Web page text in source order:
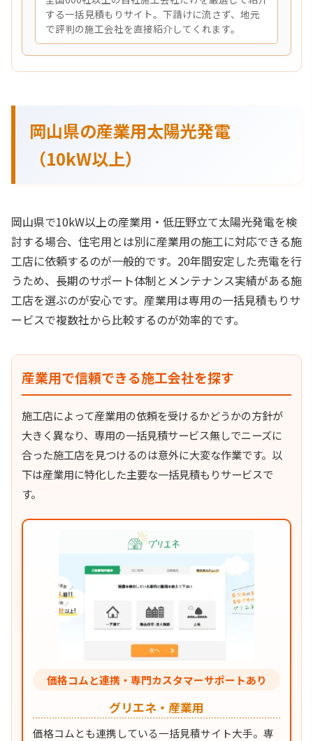
する一括見積もりサイト。下請けに流さず、地元
で評判の施工会社を直接紹介してくれます。
岡山県の産業用太陽光発電
（10kW以上）
岡山県で10kW以上の産業用・低圧野立て太陽光発電を検
討する場合、住宅用とは別に産業用の施工に対応できる施
工店に依頼するのが一般的です。20年間安定した売電を行
うため、長期のサポート体制とメンテナンス実績がある施
工店を選ぶのが安心です。産業用は専用の一括見積もりサ
ービスで複数社から比較するのが効率的です。
産業用で信頼できる施工会社を探す
施工店によって産業用の依頼を受けるかどうかの方針が
大きく異なり、専用の一括見積サービス無しでニーズに
合った施工店を見つけるのは意外に大変な作業です。以
下は産業用に特化した主要な一括見積もりサービスで
す。
価格コムと連携・専門カスタマーサポートあり
グリエネ・産業用
価格コムとも連携している一括見積サイト大手。専